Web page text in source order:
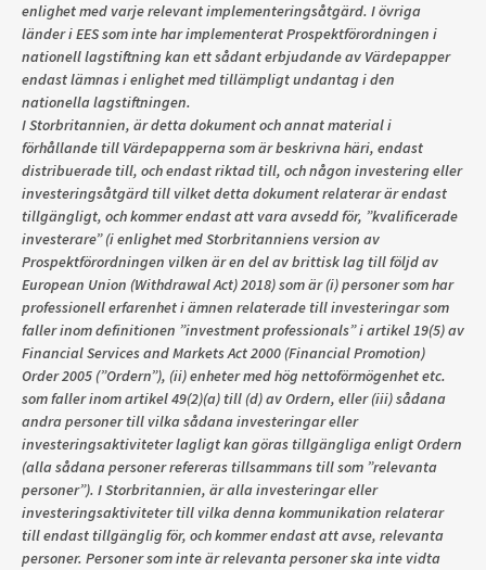
enlighet med varje relevant implementeringsåtgärd. I övriga
länder i EES som inte har implementerat Prospektförordningen i
nationell lagstiftning kan ett sådant erbjudande av Värdepapper
endast lämnas i enlighet med tillämpligt undantag i den
nationella lagstiftningen.
I Storbritannien, är detta dokument och annat material i
förhållande till Värdepapperna som är beskrivna häri, endast
distribuerade till, och endast riktad till, och någon investering eller
investeringsåtgärd till vilket detta dokument relaterar är endast
tillgängligt, och kommer endast att vara avsedd för, ”kvalificerade
investerare” (i enlighet med Storbritanniens version av
Prospektförordningen vilken är en del av brittisk lag till följd av
European Union (Withdrawal Act) 2018) som är (i) personer som har
professionell erfarenhet i ämnen relaterade till investeringar som
faller inom definitionen ”investment professionals” i artikel 19(5) av
Financial Services and Markets Act 2000 (Financial Promotion)
Order 2005 (”Ordern”), (ii) enheter med hög nettoförmögenhet etc.
som faller inom artikel 49(2)(a) till (d) av Ordern, eller (iii) sådana
andra personer till vilka sådana investeringar eller
investeringsaktiviteter lagligt kan göras tillgängliga enligt Ordern
(alla sådana personer refereras tillsammans till som ”relevanta
personer”). I Storbritannien, är alla investeringar eller
investeringsaktiviteter till vilka denna kommunikation relaterar
till endast tillgänglig för, och kommer endast att avse, relevanta
personer. Personer som inte är relevanta personer ska inte vidta